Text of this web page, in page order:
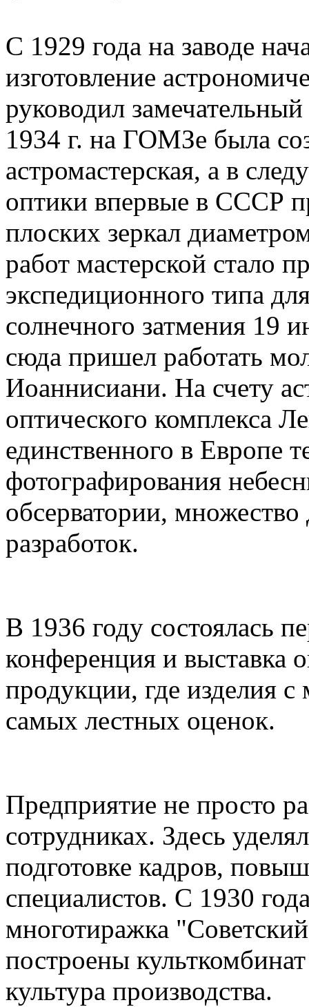
С 1929 года на заводе
изготовление
руководил
1934 г. на ГОМЗе была
астромастерская, а в
оптики впервые в СССР
плоских зеркал
работ мастерской стало
экспедиционного типа
солнечного затмения 19
сюда пришел работать
Иоаннисиани. На счету
оптического комплекса
единственного в Европе
фотографирования
обсерватории,
разработок.
В 1936 году состоялась
конференция и выставка
продукции, где изделия
самых лестных оценок.
Предприятие не просто
сотрудниках. Здесь
подготовке кадров,
специалистов. С 1930
многотиражка
построены
культура производства.